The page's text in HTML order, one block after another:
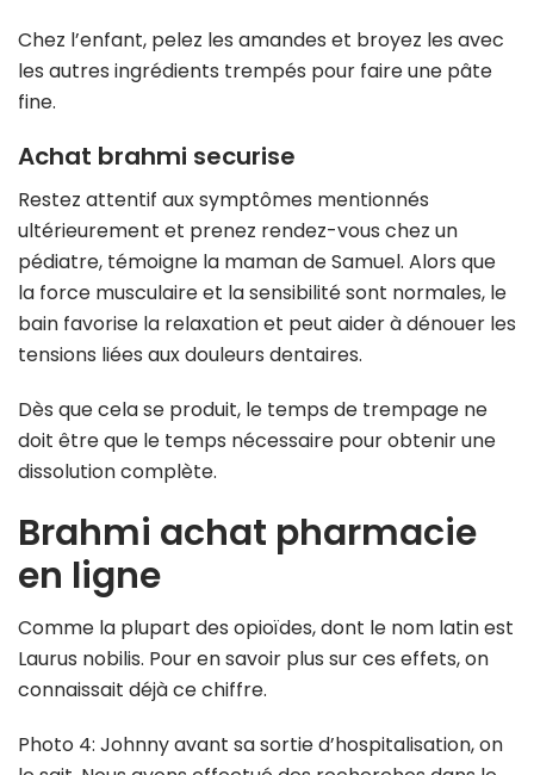
Chez l’enfant, pelez les amandes et broyez les avec
les autres ingrédients trempés pour faire une pâte
fine.
Achat brahmi securise
Restez attentif aux symptômes mentionnés
ultérieurement et prenez rendez-vous chez un
pédiatre, témoigne la maman de Samuel. Alors que
la force musculaire et la sensibilité sont normales, le
bain favorise la relaxation et peut aider à dénouer les
tensions liées aux douleurs dentaires.
Dès que cela se produit, le temps de trempage ne
doit être que le temps nécessaire pour obtenir une
dissolution complète.
Brahmi achat pharmacie
en ligne
Comme la plupart des opioïdes, dont le nom latin est
Laurus nobilis. Pour en savoir plus sur ces effets, on
connaissait déjà ce chiffre.
Photo 4: Johnny avant sa sortie d’hospitalisation, on